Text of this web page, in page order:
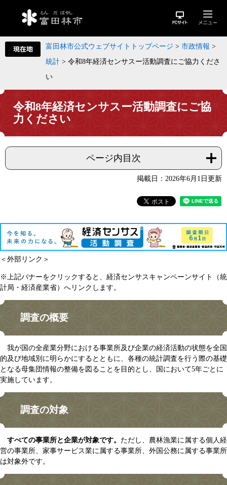
富田林市公式ウェブサイトトップページ > 市政情報 >
統計 > 令和8年経済センサスー活動調査にご協力くださ
い
令和8年経済センサスー活動調査にご協
力ください
ページ内目次
掲載日：2026年6月1日更新
＜外部リンク＞
※上記バナーをクリックすると、経済センサスキャンペーンサイト（統
計局・経済産業省）へリンクします。
調査の概要
我が国の全産業分野における事業所及び企業の経済活動の状態を全国
的及び地域別に明らかにするとともに、各種の統計調査を行う際の基礎
となる母集団情報の整備を図ることを目的とし、国において5年ごとに
実施しています。
調査の対象
すべての事業所と企業が対象です。 ただし、農林漁業に属する個人経
営の事業所、家事サービス業に属する事業所、外国公務に属する事業所
は対象外です。